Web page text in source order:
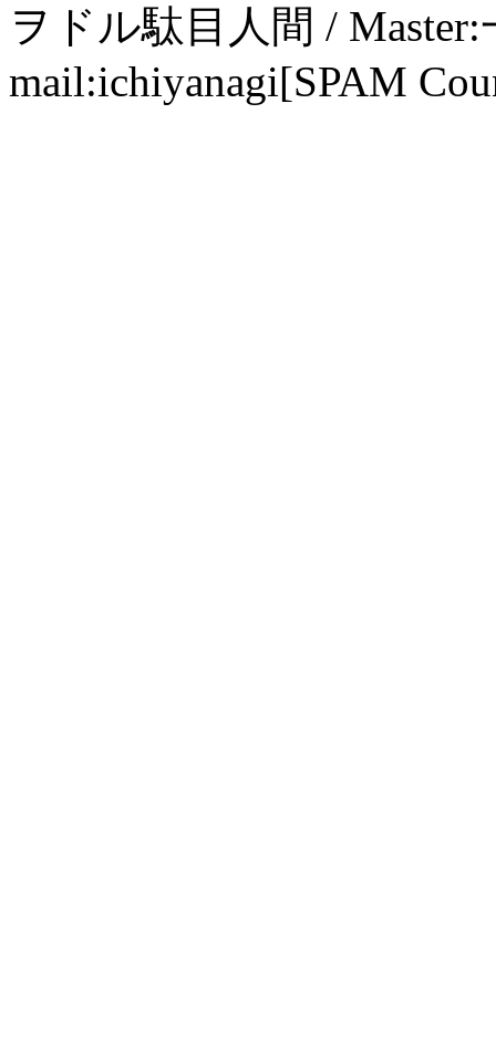
ヲドル駄目人間 /
mail:ichiyanagi[SPAM